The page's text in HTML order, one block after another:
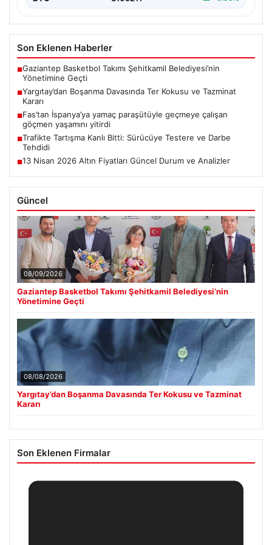
Son Eklenen Haberler
■Gaziantep Basketbol Takımı Şehitkamil Belediyesi’nin
Yönetimine Geçti
■Yargıtay’dan Boşanma Davasında Ter Kokusu ve Tazminat
Kararı
■Fas’tan İspanya’ya yamaç paraşütüyle geçmeye çalışan
göçmen yaşamını yitirdi
■Trafikte Tartışma Kanlı Bitti: Sürücüye Testere ve Darbe
Tehdidi
■13 Nisan 2026 Altın Fiyatları Güncel Durum ve Analizler
Güncel
08/09/2026
Gaziantep Basketbol Takımı Şehitkamil Belediyesi’nin
Yönetimine Geçti
08/08/2026
Yargıtay’dan Boşanma Davasında Ter Kokusu ve Tazminat
Kararı
Son Eklenen Firmalar